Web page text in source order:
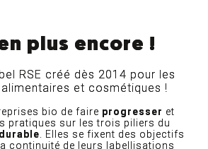
plus encore !
RSE créé dès 2014 pour les
et cosmétiques !
bio de faire progresser et
pratiques sur les trois piliers du
. Elles se fixent des objectifs
continuité de leurs labellisations